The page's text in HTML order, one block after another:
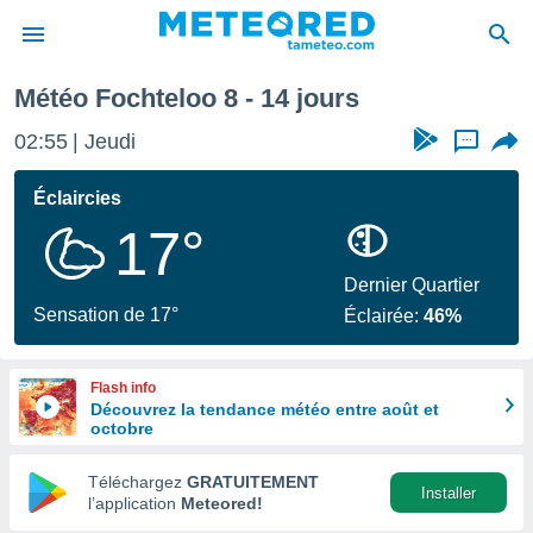
de
en
Météo Fochteloo 8 - 14 jours
02:55 Jeudi ...
Éclaircies
17°
Sensation de 17°
Dernier Quartier
Éclairée:46%
Flash info
Découvrez la tendance météo entre août et
octobre
Téléchargez GRATUITEMENT
l’application Meteored!
Installer